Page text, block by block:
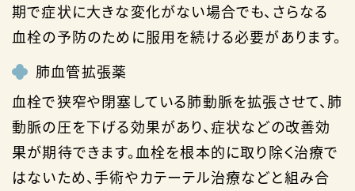
期で症状に大きな変化がない場合でも、さらなる
血栓の予防のために服用を続ける必要があります。
肺血管拡張薬
血栓で狭窄や閉塞している肺動脈を拡張させて、肺
動脈の圧を下げる効果があり、症状などの改善効
果が期待できます。血栓を根本的に取り除く治療で
はないため、手術やカテーテル治療などと組み合